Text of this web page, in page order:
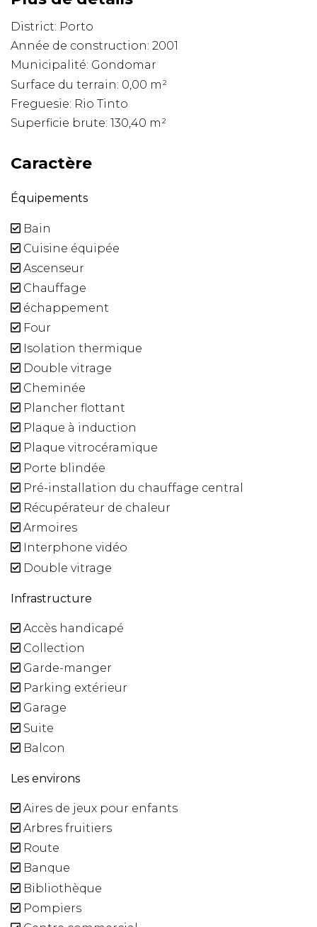
District: Porto
Année de construction: 2001
Municipalité: Gondomar
Surface du terrain: 0,00 m²
Freguesie: Rio Tinto
Superficie brute: 130,40 m²
Caractère
Équipements
Bain
Cuisine équipée
Ascenseur
Chauffage
échappement
Four
Isolation thermique
Double vitrage
Cheminée
Plancher flottant
Plaque à induction
Plaque vitrocéramique
Porte blindée
Pré-installation du chauffage central
Récupérateur de chaleur
Armoires
Interphone vidéo
Double vitrage
Infrastructure
Accès handicapé
Collection
Garde-manger
Parking extérieur
Garage
Suite
Balcon
Les environs
Aires de jeux pour enfants
Arbres fruitiers
Route
Banque
Bibliothèque
Pompiers